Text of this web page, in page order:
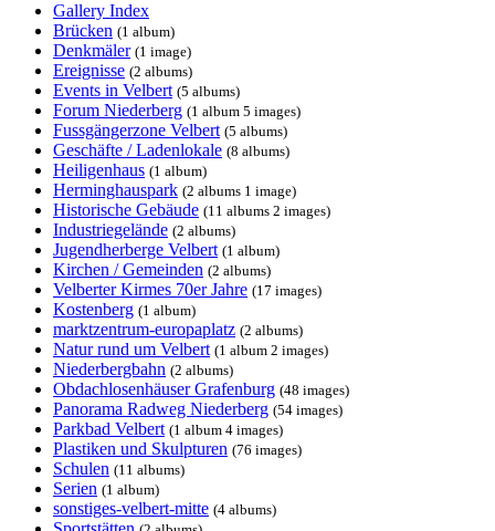
Gallery Index
Brücken (1 album)
Denkmäler (1 image)
Ereignisse (2 albums)
Events in Velbert (5 albums)
Forum Niederberg (1 album 5 images)
Fussgängerzone Velbert (5 albums)
Geschäfte / Ladenlokale (8 albums)
Heiligenhaus (1 album)
Herminghauspark (2 albums 1 image)
Historische Gebäude (11 albums 2 images)
Industriegelände (2 albums)
Jugendherberge Velbert (1 album)
Kirchen / Gemeinden (2 albums)
Velberter Kirmes 70er Jahre (17 images)
Kostenberg (1 album)
marktzentrum-europaplatz (2 albums)
Natur rund um Velbert (1 album 2 images)
Niederbergbahn (2 albums)
Obdachlosenhäuser Grafenburg (48 images)
Panorama Radweg Niederberg (54 images)
Parkbad Velbert (1 album 4 images)
Plastiken und Skulpturen (76 images)
Schulen (11 albums)
Serien (1 album)
sonstiges-velbert-mitte (4 albums)